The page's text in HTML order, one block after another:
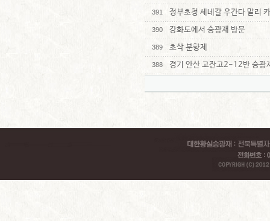
391 정부초청 세네갈 우간다 말리
390 강화도에서 승광재 방문
389 초삭 분향제
388 경기 안산 고잔고2-12반 승광